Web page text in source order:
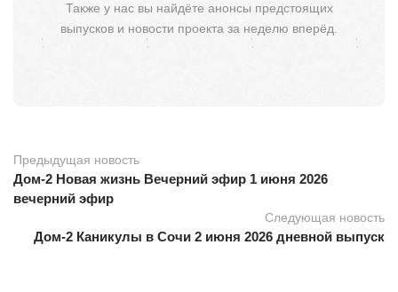
Также у нас вы найдёте анонсы предстоящих
выпусков и новости проекта за неделю вперёд.
Предыдущая новость
Дом-2 Новая жизнь Вечерний эфир 1 июня 2026
вечерний эфир
Следующая новость
Дом-2 Каникулы в Сочи 2 июня 2026 дневной выпуск